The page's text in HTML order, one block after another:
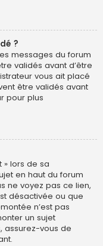
?
messages du forum
validés avant d’être
vous ait placé
être validés avant
pour plus
» lors de sa
en haut du forum
ne voyez pas ce lien,
désactivée ou que
n’est pas
un sujet
assurez-vous de